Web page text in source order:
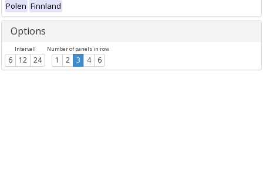
Polen Finnland
Options
Intervall
6 12 24
Number of panels in row
1 2 3 4 6